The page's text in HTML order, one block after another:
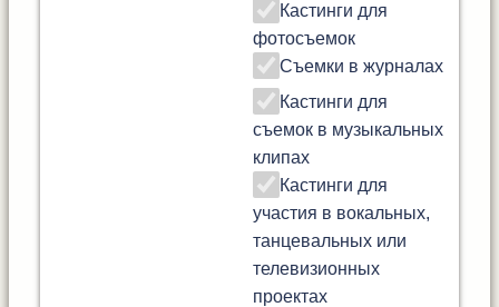
Кастинги для
фотосъемок
Съемки в журналах
Кастинги для
съемок в музыкальных
клипах
Кастинги для
участия в вокальных,
танцевальных или
телевизионных
проектах